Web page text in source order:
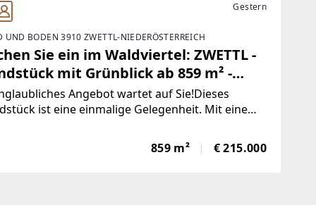
Gestern
UND BODEN 3910 ZWETTL-NIEDERÖSTERREICH
Sie ein im Waldviertel: ZWETTL -
mit Grünblick ab 859 m² -
Angebot wartet auf Sie!Dieses
ist eine einmalige Gelegenheit. Mit einem
Zuhause zu kreieren. Ein herrlicher Ausblick ins
der Ihnen die Möglichkeit gibt,
859 m² € 215.000